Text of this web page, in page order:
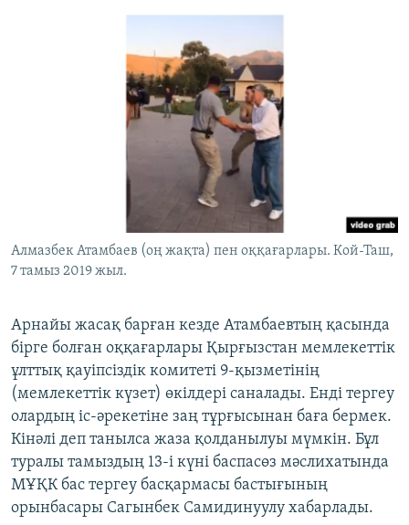
Алмазбек Атамбаев (оң жақта) пен оққағарлары. Кой-Таш,
7 тамыз 2019 жыл.
Арнайы жасақ барған кезде Атамбаевтың қасында
бірге болған оққағарлары Қырғызстан мемлекеттік
ұлттық қауіпсіздік комитеті 9-қызметінің
(мемлекеттік күзет) өкілдері саналады. Енді тергеу
олардың іс-әрекетіне заң тұрғысынан баға бермек.
Кінәлі деп танылса жаза қолданылуы мүмкін. Бұл
туралы тамыздың 13-і күні баспасөз мәслихатында
МҰҚК бас тергеу басқармасы бастығының
орынбасары Сагынбек Самидинуулу хабарлады.